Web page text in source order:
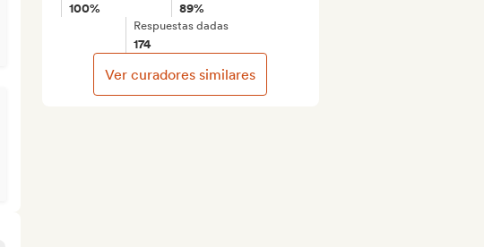
100% 89%
Respuestas dadas
174
Ver curadores similares